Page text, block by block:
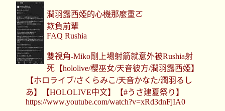
潤羽露西婭的心機那麼重ㄛ
欺負前輩
FAQ Rushia
雙視角-Miko剛上場射箭就意外被Rushia射
死【hololive/櫻巫女/天音彼方/潤羽露西婭】
【ホロライブ/さくらみこ/天音かなた/潤羽るし
あ】【HOLOLIVE中文】【#うさ建夏祭り】
https://www.youtube.com/watch?v=xRd3dnFjIA0